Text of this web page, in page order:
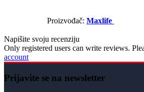
Proizvođač: Maxlife
Napišite svoju recenziju
Only registered users can write reviews.
account
Prijavite se na newsletter